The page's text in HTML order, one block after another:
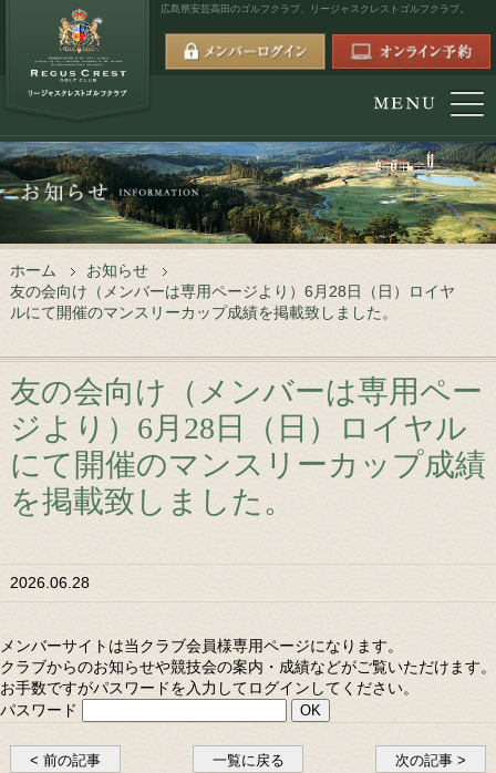
広島県安芸高田のゴルフクラブ、 リージャスクレストゴルフクラブ。
ホーム
お知らせ
友の会向け（メンバーは専用ページより）6月28日（日）ロイヤ
ルにて開催のマンスリーカップ成績を掲載致しました。
友の会向け（メンバーは専用ペー
ジより）6月28日（日）ロイヤル
にて開催のマンスリーカップ成績
を掲載致しました。
2026.06.28
メンバーサイトは当クラブ会員様専用ページになります。
クラブからのお知らせや競技会の案内・成績などがご覧いただけます。
お手数ですがパスワードを入力してログインしてください。
パスワード
< 前の記事 一覧に戻る 次の記事 >